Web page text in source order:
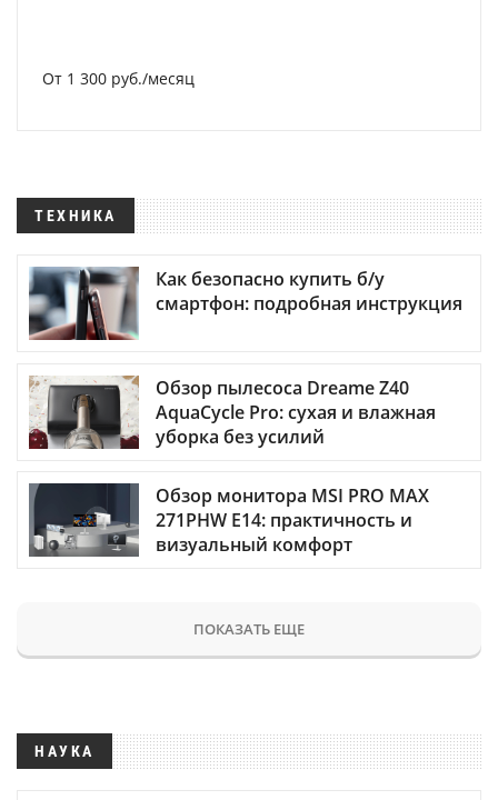
От 1 300 руб./месяц
ТЕХНИКА
Как безопасно купить б/у
смартфон: подробная инструкция
Обзор пылесоса Dreame Z40
AquaCycle Pro: сухая и влажная
уборка без усилий
Обзор монитора MSI PRO MAX
271PHW E14: практичность и
визуальный комфорт
ПОКАЗАТЬ ЕЩЕ
НАУКА